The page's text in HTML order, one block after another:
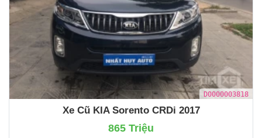
D0000003818
Xe Cũ KIA Sorento CRDi 2017
865 Triệu